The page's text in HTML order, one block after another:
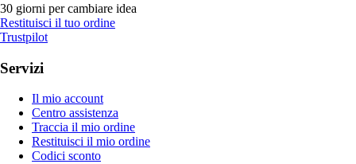
30 giorni per cambiare idea
Restituisci il tuo ordine
Trustpilot
Servizi
Il mio account
Centro assistenza
Traccia il mio ordine
Restituisci il mio ordine
Codici sconto